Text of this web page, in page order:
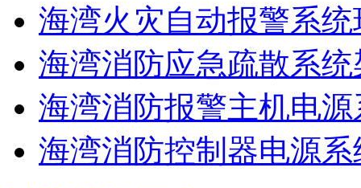
海湾火灾自动报警系统
海湾消防应急疏散系统
海湾消防报警主机电源
海湾消防控制器电源系